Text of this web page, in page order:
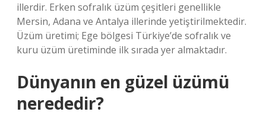
illerdir. Erken sofralık üzüm çeşitleri genellikle
Mersin, Adana ve Antalya illerinde yetiştirilmektedir.
Üzüm üretimi; Ege bölgesi Türkiye’de sofralık ve
kuru üzüm üretiminde ilk sırada yer almaktadır.
Dünyanın en güzel üzümü
nerededir?